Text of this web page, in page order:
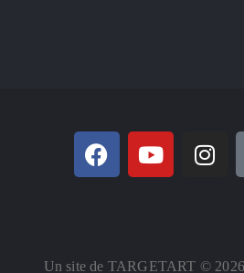
Un site de TARGETART ©